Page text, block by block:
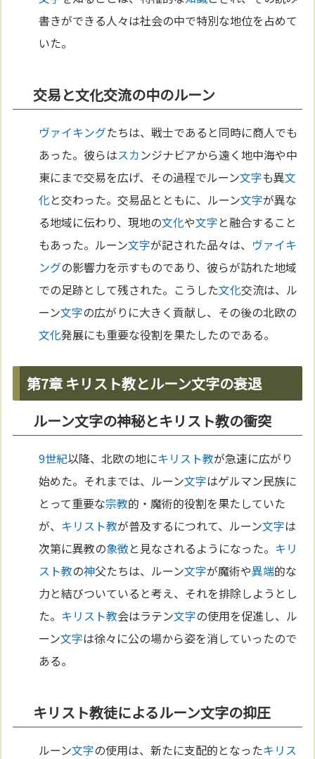
書きができる人々は社会の中で特別な地位を占めて
いた。
交易と文化交流の中のルーン
ヴァイキングたちは、戦士であると同時に商人でも
あった。彼らはスカンジナビアから遠く地中海や中
東にまで交易を広げ、その過程でルーン文字も異文
化と交わった。交易品とともに、ルーン文字が異な
る地域に伝わり、現地の文化や文字と融合すること
もあった。ルーン文字が記された品々は、 ヴァイキ
ングの影響力を示すものであり、彼らが訪れた地域
での足跡として残された。こうした文化交流は、ル
ーン文字の広がりに大きく貢献し、その後の北欧の
文化発展にも重要な役割を果たしたのである。
第7章 キリスト教とルーン文字の衰退
ルーン文字の神秘とキリスト教の衝突
9世紀以降、北欧の地にキリスト教が急速に広がり
始めた。それまでは、ルーン文字はゲルマン民族に
とって重要な宗教的・魔術的役割を果たしていた
が、 キリスト教が普及するにつれて、ルーン文字は
次第に異教の象徴と見なされるようになった。 キリ
スト教の神父たちは、ルーン文字が魔術や異端的な
力と結びついていると考え、それを排除しようとし
た。 キリスト教会はラテン文字の使用を促進し、ル
ーン文字は徐々に公の場から姿を消していったので
ある。
キリスト教徒によるルーン文字の抑圧
ルーン文字の使用は、新たに支配的となったキリス